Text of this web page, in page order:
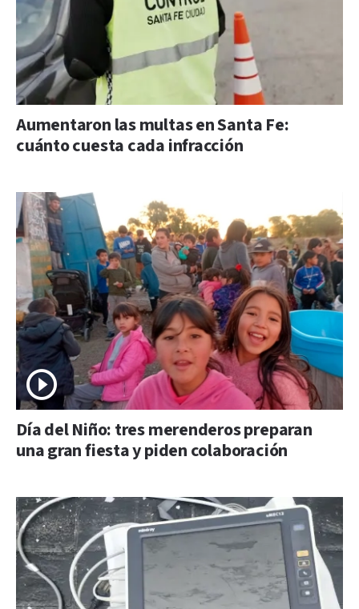
Aumentaron las multas en Santa Fe:
cuánto cuesta cada infracción
Día del Niño: tres merenderos preparan
una gran fiesta y piden colaboración